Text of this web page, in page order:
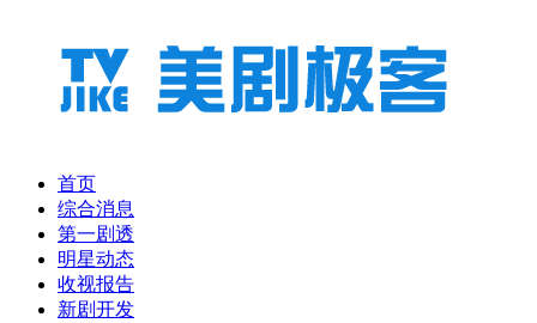
首页
综合消息
第一剧透
明星动态
收视报告
新剧开发